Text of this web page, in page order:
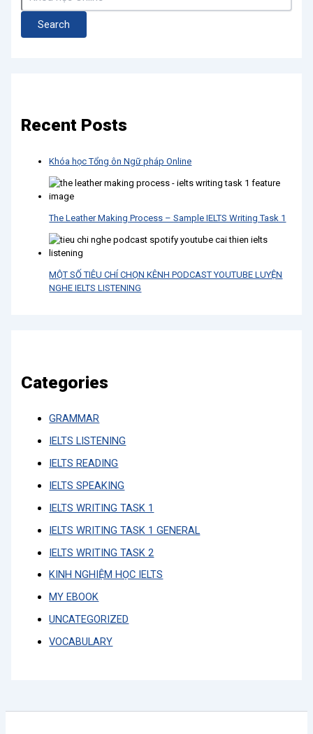
Search
Recent Posts
Khóa học Tổng ôn Ngữ pháp Online
The Leather Making Process – Sample IELTS Writing Task 1
MỘT SỐ TIÊU CHÍ CHỌN KÊNH PODCAST YOUTUBE LUYỆN
NGHE IELTS LISTENING
Categories
GRAMMAR
IELTS LISTENING
IELTS READING
IELTS SPEAKING
IELTS WRITING TASK 1
IELTS WRITING TASK 1 GENERAL
IELTS WRITING TASK 2
KINH NGHIỆM HỌC IELTS
MY EBOOK
UNCATEGORIZED
VOCABULARY